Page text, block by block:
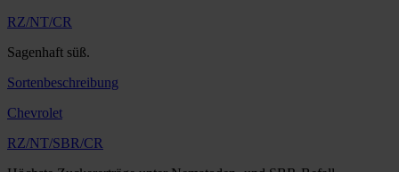
RZ/NT/CR
Sagenhaft süß.
Sortenbeschreibung
Chevrolet
RZ/NT/SBR/CR